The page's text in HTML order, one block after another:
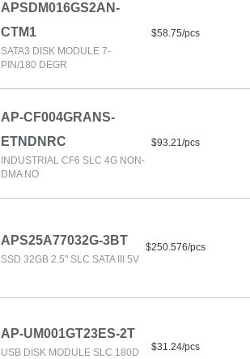
APSDM016GS2AN-
CTM1
SATA3 DISK MODULE 7-
PIN/180 DEGR
$58.75/pcs
AP-CF004GRANS-
ETNDNRC
INDUSTRIAL CF6 SLC 4G NON-
DMA NO
$93.21/pcs
APS25A77032G-3BT
SSD 32GB 2.5" SLC SATA III 5V
$250.576/pcs
AP-UM001GT23ES-2T
USB DISK MODULE SLC 180D
$31.24/pcs